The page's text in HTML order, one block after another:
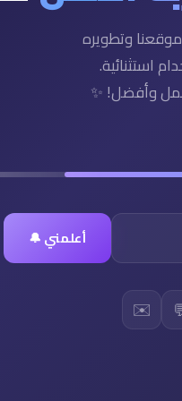
وتطويره
استثنائية.
وأفضل! ✨
أعلمني 🔔
✉️